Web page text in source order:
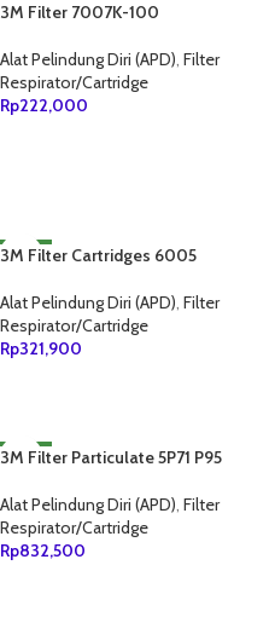
3M Filter 7007K-100
Alat Pelindung Diri (APD), Filter
Respirator/Cartridge
Rp222,000
NEW
3M Filter Cartridges 6005
Alat Pelindung Diri (APD) Filter
Respirator/Cartridge
Rp321,900
NEW
3M Filter Particulate 5P71 P95
Alat Pelindung Diri (APD), Filter
Respirator/Cartridge
Rp832,500